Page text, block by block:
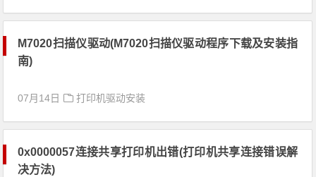
M7020扫描仪驱动(M7020扫描仪驱动程序下载及安装指
南)
07月14日 打印机驱动安装
0x0000057连接共享打印机出错(打印机共享连接错误解
决方法)